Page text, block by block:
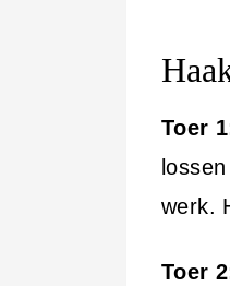
Toer
werk.
Toer